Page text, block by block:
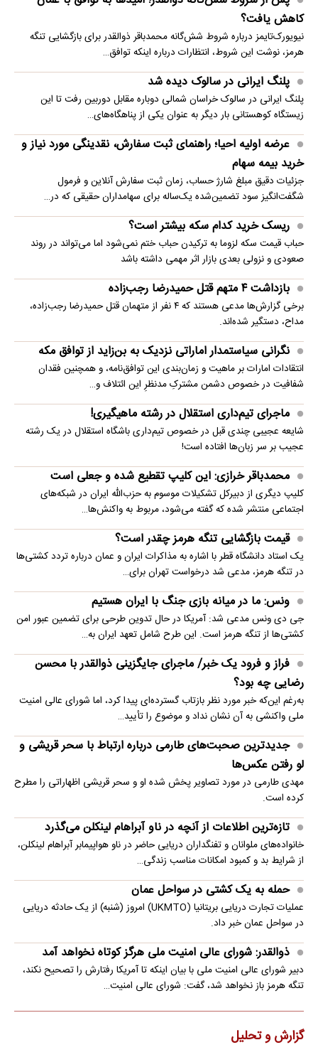
کاهش یافت؟
نیویورک‌تایمز درباره شروط شش‌گانه محمدباقر ذوالقدر برای بازگشایی تنگه
هرمز، نوشت این شروط، انتظارات درباره اینکه توافق…
پلنگ ایرانی در سالوک دیده شد
پلنگ ایرانی در سالوک خراسان شمالی دوباره مقابل دوربین رفت تا این
زیستگاه کوهستانی بار دیگر به عنوان یکی از پناهگاه‌های…
عرضه اولیه احیا؛ راهنمای ثبت سفارش، نقدینگی مورد نیاز و
خرید بیمه سهام
جزئیات دقیق مبلغ شارژ حساب، زمان ثبت سفارش آنلاین و فرمول
شگفت‌انگیز سود تضمین‌شده یک‌ساله برای سهامداران حقیقی که در…
ریسک خرید کدام سکه بیشتر است؟
حباب قیمت سکه لزوما به ترکیدن حباب ختم نمی‌شود اما می‌تواند در روند
صعودی و نزولی بعدی بازار اثر مهمی داشته باشد
بازداشت ۴ متهم قتل حمیدرضا رجب‌زاده
برخی گزارش‌ها مدعی هستند که ۴ نفر از متهمان قتل حمیدرضا رجب‌زاده،
مداح، دستگیر شده‌اند.
نگرانی سیاستمدار اماراتی نزدیک به بن‌زاید از توافق مکه
انتقادات امارات بر ماهیت و زمان‌بندی این توافق‌نامه، و همچنین فقدان
شفافیت در خصوص دشمن مشترکِ مدنظرِ این ائتلاف و…
ماجرای تیم‌داری استقلال در رشته ماهیگیری!
شایعه عجیبی چندی قبل در خصوص تیم‌داری باشگاه استقلال در یک رشته
عجیب بر سر زبان‌ها افتاده است!
محمدباقر خرازی: این کلیپ تقطیع شده و جعلی است
کلیپ دیگری از دبیرکل تشکیلات موسوم به حزب‌الله ایران در شبکه‌های
اجتماعی منتشر شده که گفته می‌شود، مربوط به واکنش‌ها…
قیمت بازگشایی تنگه هرمز چقدر است؟
یک استاد دانشگاه قطر با اشاره به مذاکرات ایران و عمان درباره تردد کشتی‌ها
در تنگه هرمز، مدعی شد درخواست تهران برای…
ونس: ما در میانه بازی جنگ با ایران هستیم
جی دی ونس مدعی شد: آمریکا در حال تدوین طرحی برای تضمین عبور امن
کشتی‌ها از تنگه هرمز است. این طرح شامل تعهد ایران به…
فراز و فرود یک خبر/ ماجرای جایگزینی ذوالقدر با محسن
رضایی چه بود؟
به‌رغم این‌که خبر مورد نظر بازتاب گسترده‌ای پیدا کرد، اما شورای عالی امنیت
ملی واکنشی به آن نشان نداد و موضوع را تأیید…
جدیدترین صحبت‌های طارمی درباره ارتباط با سحر قریشی و
لو رفتن عکس‌ها
مهدی طارمی در مورد تصاویر پخش شده او و سحر قریشی اظهاراتی را مطرح
کرده است.
تازه‌ترین اطلاعات از آنچه در ناو آبراهام لینکلن می‌گذرد
خانواده‌های ملوانان و تفنگداران دریایی حاضر در ناو هواپیمابر آبراهام لینکلن،
از شرایط بد و کمبود امکانات مناسب زندگی…
حمله به یک کشتی در سواحل عمان
عملیات تجارت دریایی بریتانیا (UKMTO) امروز (شنبه) از یک حادثه دریایی
در سواحل عمان خبر داد.
ذوالقدر: شورای عالی امنیت ملی هرگز کوتاه نخواهد آمد
دبیر شورای عالی امنیت ملی با بیان اینکه تا آمریکا رفتارش را تصحیح نکند،
تنگه هرمز باز نخواهد شد، گفت: شورای عالی امنیت…
گزارش و تحلیل